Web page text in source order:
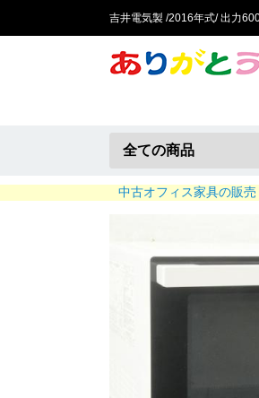
吉井電気製 /2016年式/ 出力
中古オフィス家具の販売